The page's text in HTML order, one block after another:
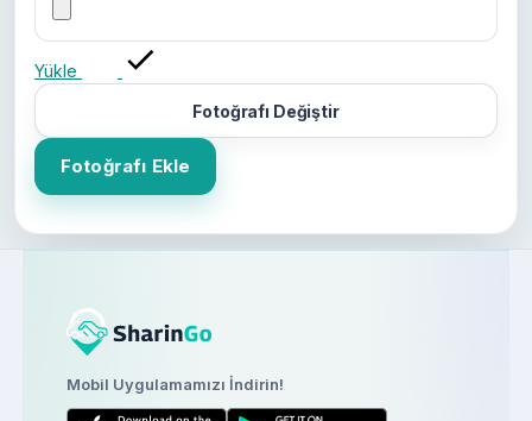
Yükle
Fotoğrafı Değiştir
Fotoğrafı Ekle
Mobil Uygulamamızı İndirin!